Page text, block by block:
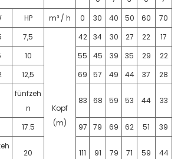
HP m³ / h 0 30 40 50 60
70
7,5
Kopf
(m)
42 34 30 27 22
17
10 55 45 39 35 29
22
12,5 69 57 49 44 37 28
fünfzeh
n
83 68 59 53 44 33
17.5 97 79 69 62 51 39
20 111 91 79 71 59 44